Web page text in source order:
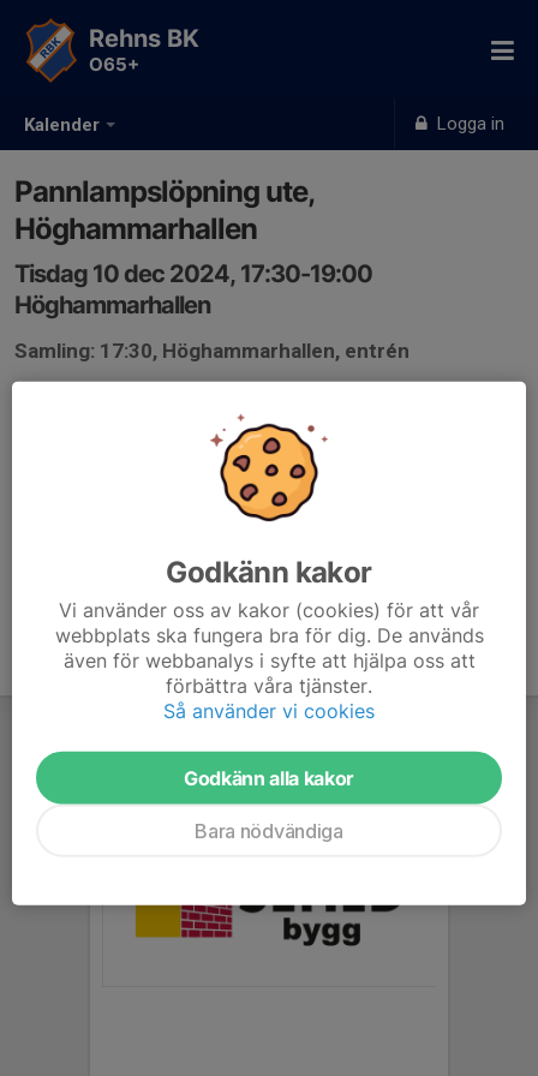
Kalender Logga in
Rehns BK
O65+
Pannlampslöpning ute,
Höghammarhallen
Tisdag 10 dec 2024, 17:30-19:00
Höghammarhallen
Samling: 17:30, Höghammarhallen, entrén
Godkänn kakor
Vi använder oss av kakor (cookies) för att vår
webbplats ska fungera bra för dig. De används
även för webbanalys i syfte att hjälpa oss att
förbättra våra tjänster.
Så använder vi cookies
Godkänn alla kakor
Bara nödvändiga